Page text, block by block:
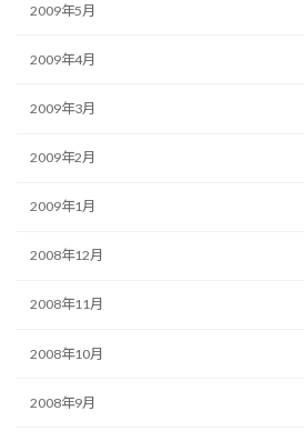
2009年5月
2009年4月
2009年3月
2009年2月
2009年1月
2008年12月
2008年11月
2008年10月
2008年9月